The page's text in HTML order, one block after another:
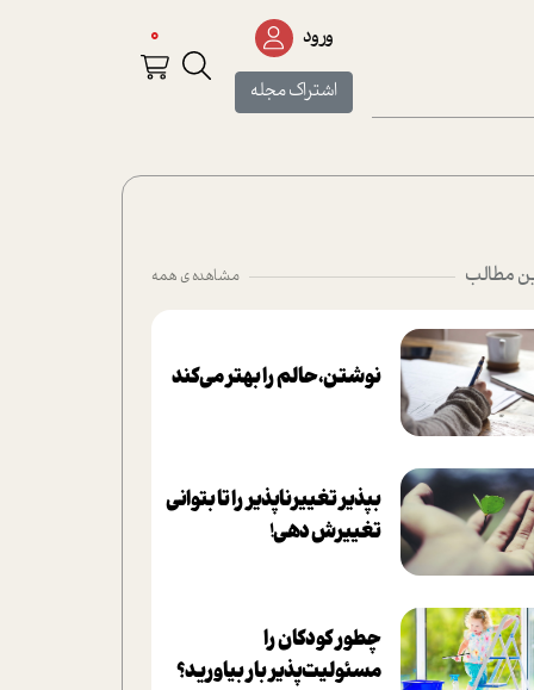
ورود
اشتراک مجله
0
مطالب مشاهده ی همه
نوشتن، حالم را بهتر می‌کند
بپذير تغييرناپذير را تا بتواني
تغييرش دهي!‏
چطور کودکان را
مسئولیت‌پذیر بار بیاورید؟